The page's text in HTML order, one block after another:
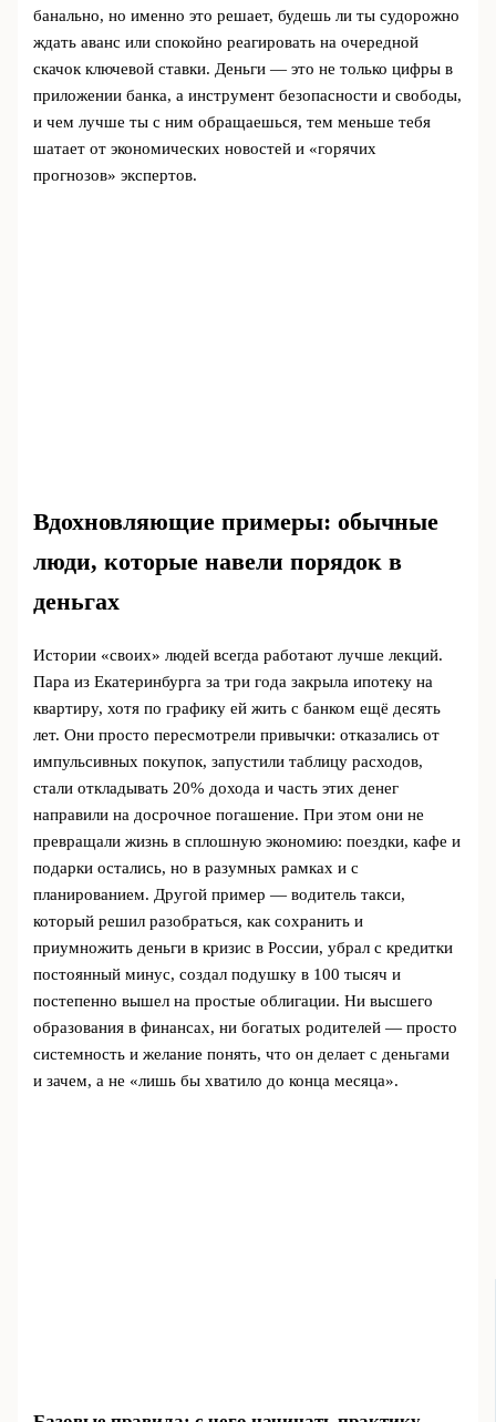
банально, но именно это решает, будешь ли ты судорожно
ждать аванс или спокойно реагировать на очередной
скачок ключевой ставки. Деньги — это не только цифры в
приложении банка, а инструмент безопасности и свободы,
и чем лучше ты с ним обращаешься, тем меньше тебя
шатает от экономических новостей и «горячих
прогнозов» экспертов.
Вдохновляющие примеры: обычные
люди, которые навели порядок в
деньгах
Истории «своих» людей всегда работают лучше лекций.
Пара из Екатеринбурга за три года закрыла ипотеку на
квартиру, хотя по графику ей жить с банком ещё десять
лет. Они просто пересмотрели привычки: отказались от
импульсивных покупок, запустили таблицу расходов,
стали откладывать 20% дохода и часть этих денег
направили на досрочное погашение. При этом они не
превращали жизнь в сплошную экономию: поездки, кафе и
подарки остались, но в разумных рамках и с
планированием. Другой пример — водитель такси,
который решил разобраться, как сохранить и
приумножить деньги в кризис в России, убрал с кредитки
постоянный минус, создал подушку в 100 тысяч и
постепенно вышел на простые облигации. Ни высшего
образования в финансах, ни богатых родителей — просто
системность и желание понять, что он делает с деньгами
и зачем, а не «лишь бы хватило до конца месяца».